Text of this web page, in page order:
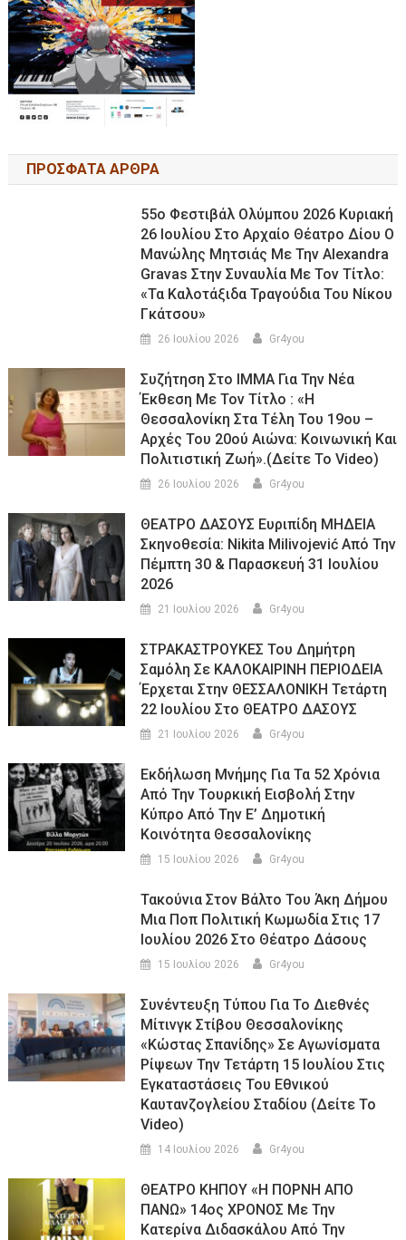
ΠΡΟΣΦΑΤΑ ΑΡΘΡΑ
55ο Φεστιβάλ Ολύμπου 2026 Κυριακή
26 Ιουλίου Στο Αρχαίο Θέατρο Δίου Ο
Μανώλης Μητσιάς Με Την Alexandra
Gravas Στην Συναυλία Με Τον Τίτλο:
«τα Καλοτάξιδα Τραγούδια Του Νίκου
Γκάτσου»
26 Ιουλίου 2026 Gr4you
Συζήτηση Στο ΙΜΜΑ Για Την Νέα
Έκθεση Με Τον Τίτλο : «Η
Θεσσαλονίκη Στα Τέλη Του 19ου –
Αρχές Του 20ού Αιώνα: Κοινωνική Και
Πολιτιστική Ζωή».(Δείτε Το Video)
26 Ιουλίου 2026 Gr4you
ΘΕΑΤΡΟ ΔΑΣΟΥΣ Ευριπίδη ΜΗΔΕΙΑ
Σκηνοθεσία: Nikita Milivojević Από Την
Πέμπτη 30 & Παρασκευή 31 Ιουλίου
2026
21 Ιουλίου 2026 Gr4you
ΣΤΡΑΚΑΣΤΡΟΥΚΕΣ Του Δημήτρη
Σαμόλη Σε ΚΑΛΟΚΑΙΡΙΝΗ ΠΕΡΙΟΔΕΙΑ
Έρχεται Στην ΘΕΣΣΑΛΟΝΙΚΗ Τετάρτη
22 Ιουλίου Στο ΘΕΑΤΡΟ ΔΑΣΟΥΣ
21 Ιουλίου 2026 Gr4you
Εκδήλωση Μνήμης Για Τα 52 Χρόνια
Από Την Τουρκική Εισβολή Στην
Κύπρο Από Την Ε’ Δημοτική
Κοινότητα Θεσσαλονίκης
15 Ιουλίου 2026 Gr4you
Τακούνια Στον Βάλτο Του Άκη Δήμου
Μια Ποπ Πολιτική Κωμωδία Στις 17
Ιουλίου 2026 Στο Θέατρο Δάσους
15 Ιουλίου 2026 Gr4you
Συνέντευξη Τύπου Για Το Διεθνές
Μίτινγκ Στίβου Θεσσαλονίκης
«Κώστας Σπανίδης» Σε Αγωνίσματα
Ρίψεων Την Τετάρτη 15 Ιουλίου Στις
Εγκαταστάσεις Του Εθνικού
Καυτανζογλείου Σταδίου (Δείτε Το
Video)
14 Ιουλίου 2026 Gr4you
ΘΕΑΤΡΟ ΚΗΠΟΥ «Η ΠΟΡΝΗ ΑΠΟ
ΠΑΝΩ» 14ος ΧΡΟΝΟΣ Με Την
Κατερίνα Διδασκάλου Από Την